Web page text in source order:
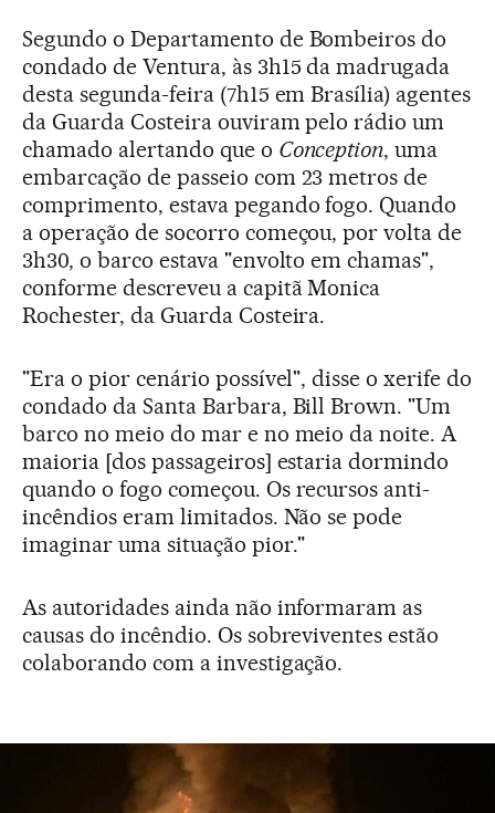
Segundo o Departamento de Bombeiros do
condado de Ventura, às 3h15 da madrugada
desta segunda-feira (7h15 em Brasília) agentes
da Guarda Costeira ouviram pelo rádio um
chamado alertando que o Conception, uma
embarcação de passeio com 23 metros de
comprimento, estava pegando fogo. Quando
a operação de socorro começou, por volta de
3h30, o barco estava "envolto em chamas",
conforme descreveu a capitã Monica
Rochester, da Guarda Costeira.
"Era o pior cenário possível", disse o xerife do
condado da Santa Barbara, Bill Brown. "Um
barco no meio do mar e no meio da noite. A
maioria [dos passageiros] estaria dormindo
quando o fogo começou. Os recursos anti-
incêndios eram limitados. Não se pode
imaginar uma situação pior."
As autoridades ainda não informaram as
causas do incêndio. Os sobreviventes estão
colaborando com a investigação.